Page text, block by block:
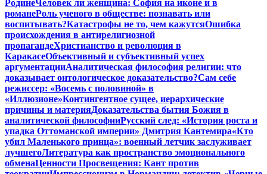
РодинеЧеловек ли женщина: София на иконе и в
романеРоль ученого в обществе: познавать или
воспитывать?Катастрофы не то, чем кажутсяОшибка
происхождения в антирелигиозной
пропагандеХристианство и революция в
КаракасеОбъективный и субъективный успех
аргументацииАналитическая философия религии: что
доказывает онтологическое доказательство?Сам себе
режиссер: «Восемь с половиной» в
«Иллюзионе»Контингентное сущее, иерархические
причины и материяДоказательства бытия Божия в
аналитической философииРусский след: «История роста и
упадка Оттоманской империи» Дмитрия Кантемира«Кто
убил Маленького принца»: военный летчик заслуживает
лучшегоЛитература как пространство эмоционального
обменаЦенности Просвещения: Кант против